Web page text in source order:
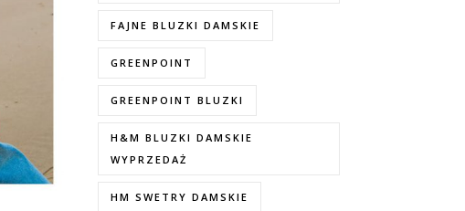
FAJNE BLUZKI DAMSKIE
GREENPOINT
GREENPOINT BLUZKI
H&M BLUZKI DAMSKIE
WYPRZEDAŻ
HM SWETRY DAMSKIE